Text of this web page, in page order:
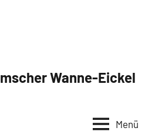
Wanne-Eickel
Menü